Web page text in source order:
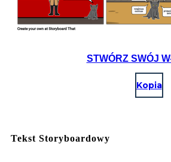
STWÓRZ SWÓJ
Kopia
Tekst Storyboardowy